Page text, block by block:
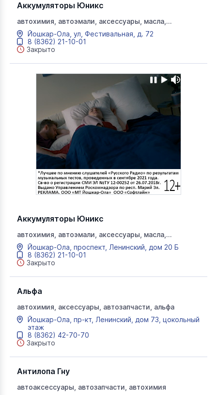
Аккумуляторы Юникс
автохимия, автоэмали, аксессуары, масла,
автозапчасти, Аккумуляторы Юникс
Йошкар-Ола, ул, Фестивальная, д. 72
8 (8362) 21-10-01
Закрыто
Аккумуляторы Юникс
автохимия, автоэмали, аксессуары, масла,
автозапчасти
Йошкар-Ола, проспект, Ленинский, дом 20 Б
8 (8362) 21-10-01
Закрыто
Альфа
автохимия, аксессуары, автозапчасти, альфа
Йошкар-Ола, пр-кт, Ленинский, дом 73, цокольный
этаж
8 (8362) 42-70-70
Закрыто
Антилопа Гну
автоаксессуары, автозапчасти, автохимия